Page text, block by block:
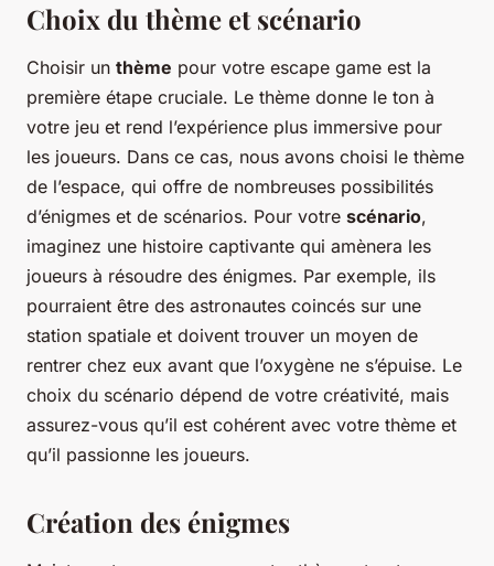
Choix du thème et scénario
Choisir un thème pour votre escape game est la
première étape cruciale. Le thème donne le ton à
votre jeu et rend l’expérience plus immersive pour
les joueurs. Dans ce cas, nous avons choisi le thème
de l’espace, qui offre de nombreuses possibilités
d’énigmes et de scénarios. Pour votre scénario,
imaginez une histoire captivante qui amènera les
joueurs à résoudre des énigmes. Par exemple, ils
pourraient être des astronautes coincés sur une
station spatiale et doivent trouver un moyen de
rentrer chez eux avant que l’oxygène ne s’épuise. Le
choix du scénario dépend de votre créativité, mais
assurez-vous qu’il est cohérent avec votre thème et
qu’il passionne les joueurs.
Création des énigmes